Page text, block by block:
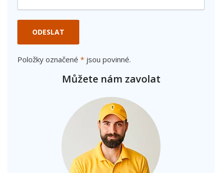
ODESLAT
Položky označené * jsou povinné.
Můžete nám zavolat